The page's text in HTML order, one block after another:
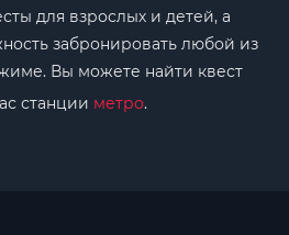
для взрослых и детей, а
забронировать любой из
Вы можете найти квест
станции метро.